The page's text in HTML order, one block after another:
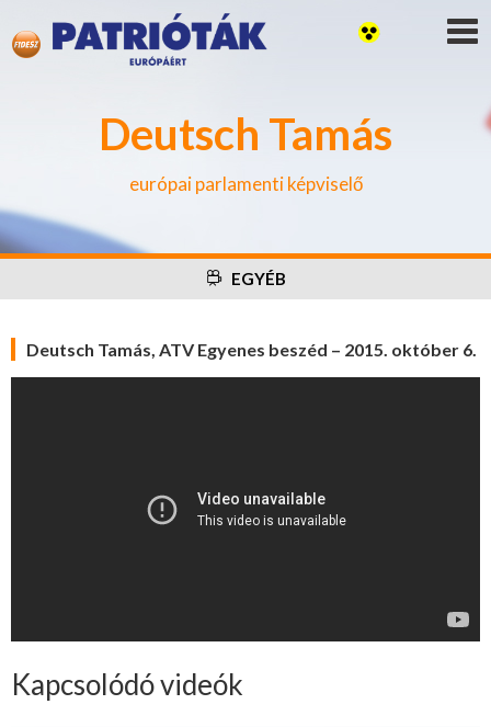
Deutsch Tamás
európai parlamenti képviselő
EGYÉB
Deutsch Tamás, ATV Egyenes beszéd – 2015. október 6.
Kapcsolódó videók